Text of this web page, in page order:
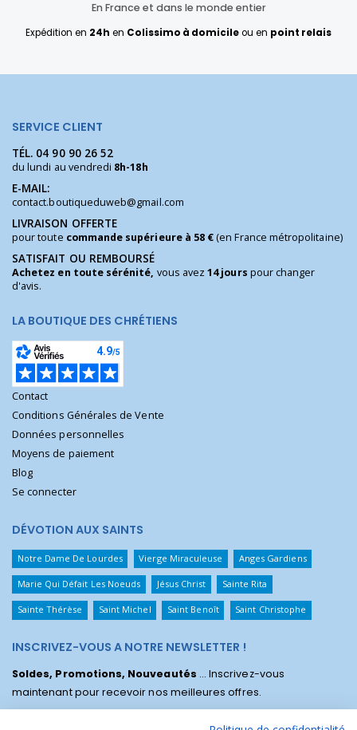
En France et dans le monde entier
Expédition en 24h en Colissimo à domicileou en point relais
SERVICE CLIENT
TÉL. 04 90 90 26 52
du lundi au vendredi 8h-18h
E-MAIL:
contact.boutiqueduweb@gmail.com
LIVRAISON OFFERTE
pour toute commande supérieure à 58 €(en France métropolitaine)
SATISFAIT OU REMBOURSÉ
Achetez en toute sérénité, vous avez14 jours pour changer
d'avis.
LA BOUTIQUE DES CHRÉTIENS
Contact
Conditions Générales de Vente
Données personnelles
Moyens de paiement
Blog
Se connecter
DÉVOTION AUX SAINTS
Notre Dame De Lourdes Vierge Miraculeuse Anges Gardiens
Marie Qui Défait Les Noeuds Jésus Christ Sainte Rita
Sainte Thérèse Saint Michel Saint Benoît Saint Christophe
INSCRIVEZ-VOUS A NOTRE NEWSLETTER !
Soldes, Promotions, Nouveautés ... Inscrivez-vous
maintenant pour recevoir nos meilleures offres.